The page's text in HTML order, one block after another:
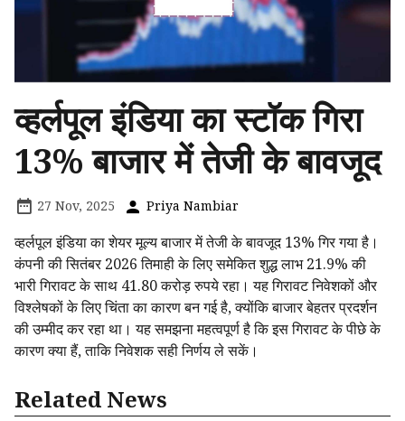
व्हर्लपूल इंडिया का स्टॉक गिरा
13% बाजार में तेजी के बावजूद
27 Nov, 2025 Priya Nambiar
व्हर्लपूल इंडिया का शेयर मूल्य बाजार में तेजी के बावजूद 13% गिर गया है।
कंपनी की सितंबर 2026 तिमाही के लिए समेकित शुद्ध लाभ 21.9% की
भारी गिरावट के साथ 41.80 करोड़ रुपये रहा। यह गिरावट निवेशकों और
विश्लेषकों के लिए चिंता का कारण बन गई है, क्योंकि बाजार बेहतर प्रदर्शन
की उम्मीद कर रहा था। यह समझना महत्वपूर्ण है कि इस गिरावट के पीछे के
कारण क्या हैं, ताकि निवेशक सही निर्णय ले सकें।
Related News